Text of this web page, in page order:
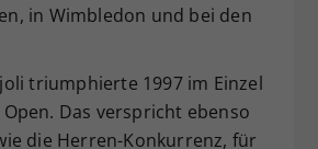
in Wimbledon und bei den
triumphierte 1997 im Einzel
Das verspricht ebenso
die Herren-Konkurrenz, für